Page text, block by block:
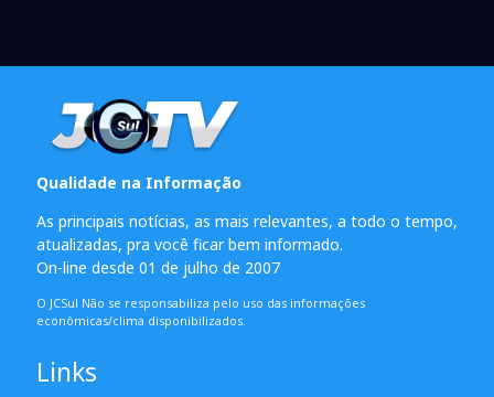
Qualidade na Informação
As principais notícias, as mais relevantes, a todo o tempo,
atualizadas, pra você ficar bem informado.
On-line desde 01 de julho de 2007
O JCSul Não se responsabiliza pelo uso das informações
econômicas/clima disponibilizados.
Links